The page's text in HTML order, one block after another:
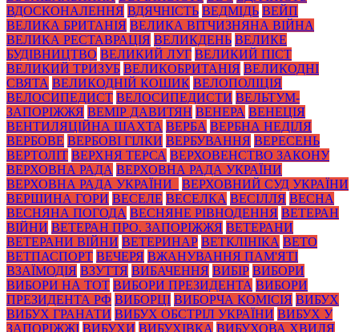
ВДОСКОНАЛЕННЯ ВДЯЧНІСТЬ ВЕДМІДЬ ВЕЙП
ВЕЛИКА БРИТАНІЯ ВЕЛИКА ВІТЧИЗНЯНА ВІЙНА
ВЕЛИКА РЕСТАВРАЦІЯ ВЕЛИКДЕНЬ ВЕЛИКЕ
БУДІВНИЦТВО ВЕЛИКИЙ ЛУГ ВЕЛИКИЙ ПІСТ
ВЕЛИКИЙ ТРИЗУБ ВЕЛИКОБРИТАНІЯ ВЕЛИКОДНІ
СВЯТА ВЕЛИКОДНІЙ КОШИК ВЕЛОПОЛІЦІЯ
ВЕЛОСИПЕДИСТ ВЕЛОСИПЕДИСТИ ВЕЛЬТУМ-
ЗАПОРІЖЖЯ ВЕМІР ДАВИТЯН ВЕНЕРА ВЕНЕЦІЯ
ВЕНТИЛЯЦІЙНА ШАХТА ВЕРБА ВЕРБНА НЕДІЛЯ
ВЕРБОВЕ ВЕРБОВІ ГІЛКИ ВЕРБУВАННЯ ВЕРЕСЕНЬ
ВЕРТОЛІТ ВЕРХНЯ ТЕРСА ВЕРХОВЕНСТВО ЗАКОНУ
ВЕРХОВНА РАДА ВЕРХОВНА РАДА УКРАЇНИ
ВЕРХОВНА РАДА УКРАЇНИ_
ВЕРХОВНИЙ СУД УКРАЇНИ
ВЕРШИНА ГОРИ ВЕСЕЛЕ ВЕСЕЛКА ВЕСІЛЛЯ ВЕСНА
ВЕСНЯНА ПОГОДА ВЕСНЯНЕ РІВНОДЕННЯ ВЕТЕРАН
ВІЙНИ ВЕТЕРАН ПРО. ЗАПОРІЖЖЯ ВЕТЕРАНИ
ВЕТЕРАНИ ВІЙНИ ВЕТЕРИНАР ВЕТКЛІНІКА ВЕТО
ВЕТПАСПОРТ ВЕЧЕРЯ ВЖАНУВАННЯ ПАМ'ЯТІ
ВЗАЇМОДІЯ ВЗУТТЯ ВИБАЧЕННЯ ВИБІР ВИБОРИ
ВИБОРИ НА ТОТ ВИБОРИ ПРЕЗИДЕНТА ВИБОРИ
ПРЕЗИДЕНТА РФ ВИБОРЦІ ВИБОРЧА КОМІСІЯ ВИБУХ
ВИБУХ ГРАНАТИ ВИБУХ ОБСТРІЛ УКРАЇНИ ВИБУХ У
ЗАПОРІЖЖІ ВИБУХИ ВИБУХІВКА ВИБУХОВА ХВИЛЯ